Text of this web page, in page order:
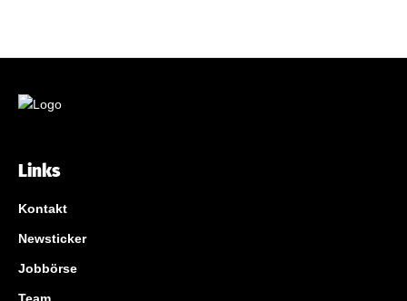
Links
Kontakt
Newsticker
Jobbörse